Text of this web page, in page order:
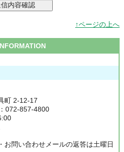
↑ページの上へ
町 2-12-17
072-857-4800
お問い合わせメールの返答は土曜日